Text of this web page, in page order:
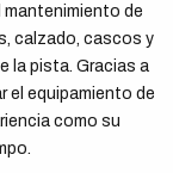
mantenimiento de
calzado, cascos y
la pista. Gracias a
el equipamiento de
como su